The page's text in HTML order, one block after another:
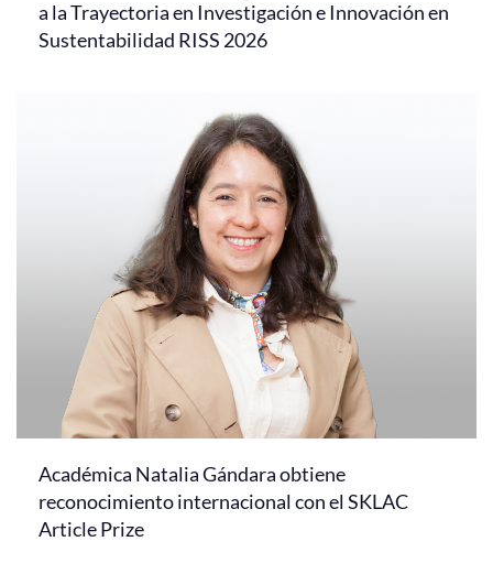
a la Trayectoria en Investigación e Innovación en
Sustentabilidad RISS 2026
Académica Natalia Gándara obtiene
reconocimiento internacional con el SKLAC
Article Prize